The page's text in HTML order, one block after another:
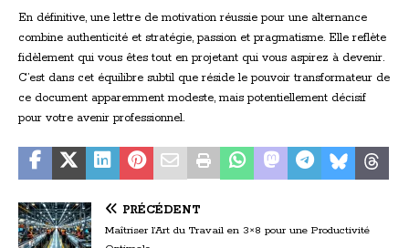
En définitive, une lettre de motivation réussie pour une alternance
combine authenticité et stratégie, passion et pragmatisme. Elle reflète
fidèlement qui vous êtes tout en projetant qui vous aspirez à devenir.
C’est dans cet équilibre subtil que réside le pouvoir transformateur de
ce document apparemment modeste, mais potentiellement décisif
pour votre avenir professionnel.
PRÉCÉDENT
Maîtriser l’Art du Travail en 3×8 pour une Productivité